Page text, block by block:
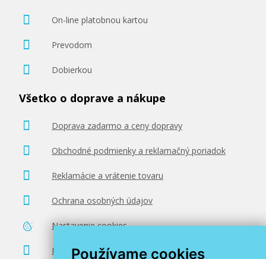
Používame cookies
On-line platobnou kartou
Prevodom
Dobierkou
Všetko o doprave a nákupe
Doprava zadarmo a ceny dopravy
Obchodné podmienky a reklamačný poriadok
Reklamácie a vrátenie tovaru
Ochrana osobných údajov
Nastavenie cookies
Poradenstvo zadarmo